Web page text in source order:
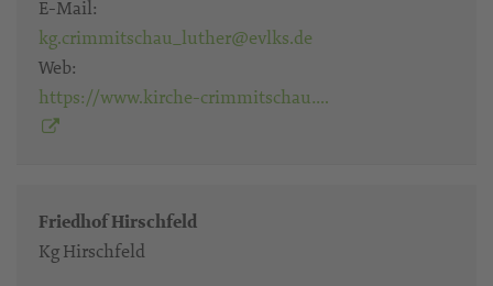
E-Mail:
kg.crimmitschau_luther@evlks.de
Web:
https://www.kirche-crimmitschau….
Friedhof Hirschfeld
Kg Hirschfeld